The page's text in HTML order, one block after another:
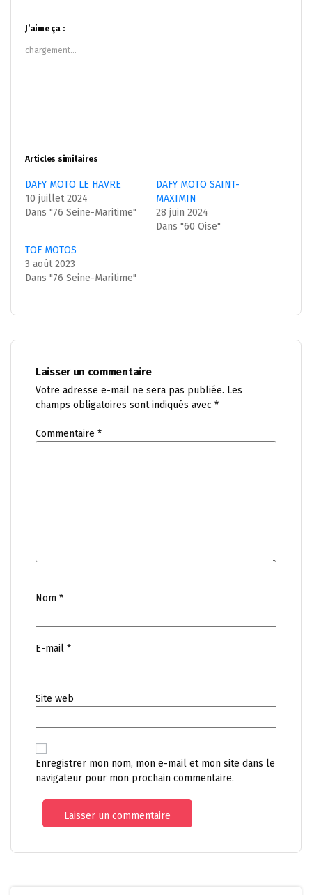
Twitter(ouvre
dans
une
nouvelle
fenêtre)
J’aime ça :
chargement…
Articles similaires
DAFY MOTO LE HAVRE
10 juillet 2024
Dans "76 Seine-Maritime"
DAFY MOTO SAINT-
MAXIMIN
28 juin 2024
Dans "60 Oise"
TOF MOTOS
3 août 2023
Dans "76 Seine-Maritime"
Laisser un commentaire
Votre adresse e-mail ne sera pas publiée. Les
champs obligatoires sont indiqués avec *
Commentaire *
Nom *
E-mail *
Site web
Enregistrer mon nom, mon e-mail et mon site dans le
navigateur pour mon prochain commentaire.